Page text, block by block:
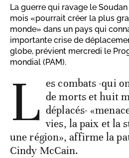
La guerre qui ravage le
mois «pourrait créer la plus
monde» dans un pays qui
importante crise de
globe, prévient mercredi le
mondial (PAM).
L es combats -qui
de morts et huit
déplacés-
vies, la paix et la
une région», affirme la
Cindy McCain.